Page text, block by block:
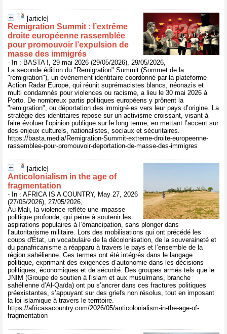
[article]
Remigration Summit : l’extrême
droite européenne rassemblée
pour promouvoir l’expulsion de
masse des immigrés
- In : BASTA !, 29 mai 2026 (29/05/2026), 29/05/2026,
La seconde édition du "Remigration" Summit (Sommet de la
"remigration"), un événement identitaire coordonné par la plateforme
Action Radar Europe, qui réunit suprémacistes blancs, néonazis et
multi condamnés pour violences ou racisme, a lieu le 30 mai 2026 à
Porto. De nombreux partis politiques européens y prônent la
"remigration", ou déportation des immigré·es vers leur pays d’origine. La
stratégie des identitaires repose sur un activisme croissant, visant à
faire évoluer l’opinion publique sur le long terme, en mettant l’accent sur
des enjeux culturels, nationalistes, sociaux et sécuritaires.
https://basta.media/Remigration-Summit-extreme-droite-europeenne-
rassemblee-pour-promouvoir-deportation-de-masse-des-immigres
[article]
Anticolonialism in the age of
fragmentation
- In : AFRICA IS A COUNTRY, May 27, 2026
(27/05/2026), 27/05/2026,
Au Mali, la violence reflète une impasse
politique profonde, qui peine à soutenir les
aspirations populaires à l’émancipation, sans plonger dans
l’autoritarisme militaire. Lors des mobilisations qui ont précédé les
coups d'État, un vocabulaire de la décolonisation, de la souveraineté et
du panafricanisme a réapparu à travers le pays et l’ensemble de la
région sahélienne. Ces termes ont été intégrés dans le langage
politique, exprimant des exigences d’autonomie dans les décisions
politiques, économiques et de sécurité. Des groupes armés tels que le
JNIM (Groupe de soutien à l'islam et aux musulmans, branche
sahélienne d’Al-Qaïda) ont pu s’ancrer dans ces fractures politiques
préexistantes, s’appuyant sur des griefs non résolus, tout en imposant
la loi islamique à travers le territoire.
https://africasacountry.com/2026/05/anticolonialism-in-the-age-of-
fragmentation